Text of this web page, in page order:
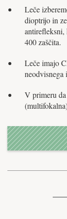
Leče
dioptrijo in
400 zaščita.
Leče imajo
V primeru da